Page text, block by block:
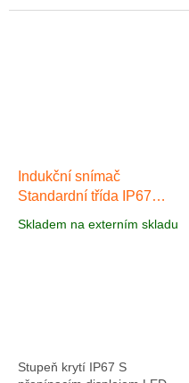
výstupem s funkcí NC,
Indukční snímač
Standardní třída IP67
Skladem na externím skladu
Stupeň krytí IP67 S